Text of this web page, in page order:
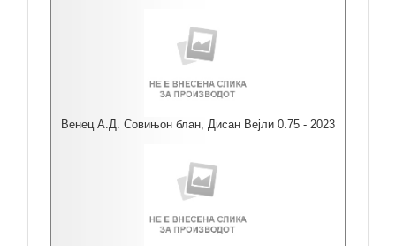
Венец А.Д. Совињон блан, Дисан Вејли 0.75 - 2023